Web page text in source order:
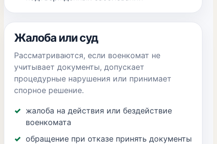
Жалоба или суд
Рассматриваются, если военкомат не
учитывает документы, допускает
процедурные нарушения или принимает
спорное решение.
жалоба на действия или бездействие
военкомата
обращение при отказе принять документы